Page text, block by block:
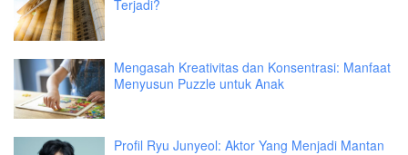
Terjadi?
Mengasah Kreativitas dan Konsentrasi: Manfaat
Menyusun Puzzle untuk Anak
Profil Ryu Junyeol: Aktor Yang Menjadi Mantan